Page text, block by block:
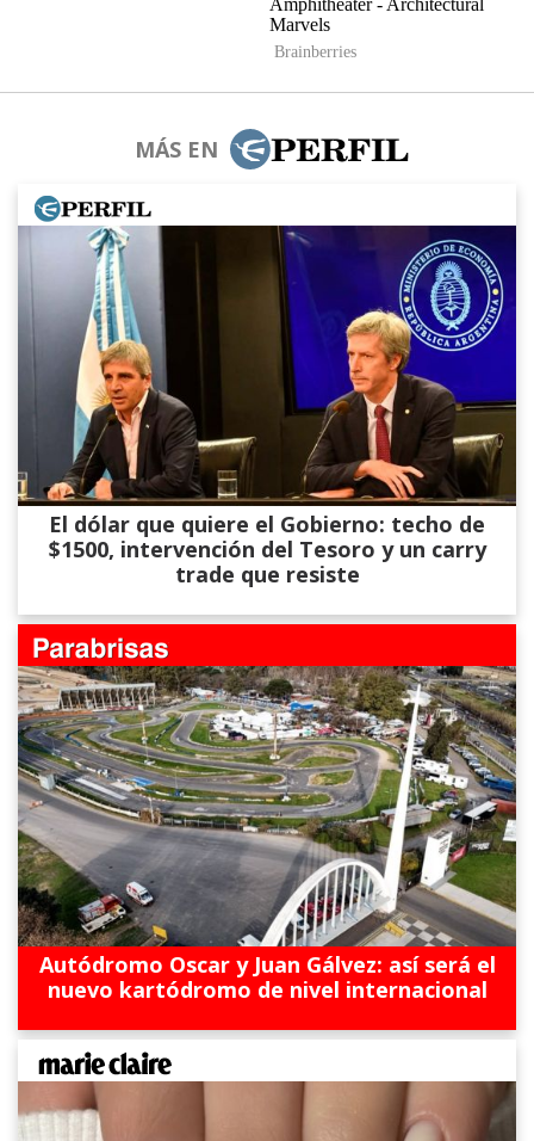
MÁS EN
El dólar que quiere el Gobierno: techo de
$1500, intervención del Tesoro y un carry
trade que resiste
Autódromo Oscar y Juan Gálvez: así será el
nuevo kartódromo de nivel internacional